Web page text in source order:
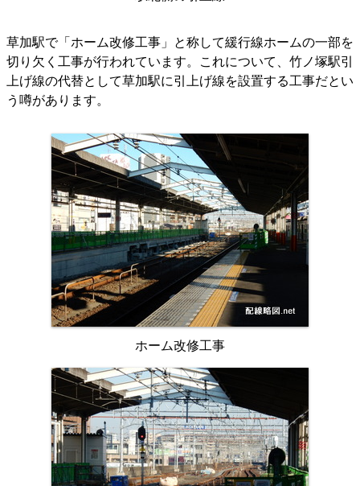
草加駅で「ホーム改修工事」と称して緩行線ホームの一部を
切り欠く工事が行われています。これについて、竹ノ塚駅引
上げ線の代替として草加駅に引上げ線を設置する工事だとい
う噂があります。
ホーム改修工事